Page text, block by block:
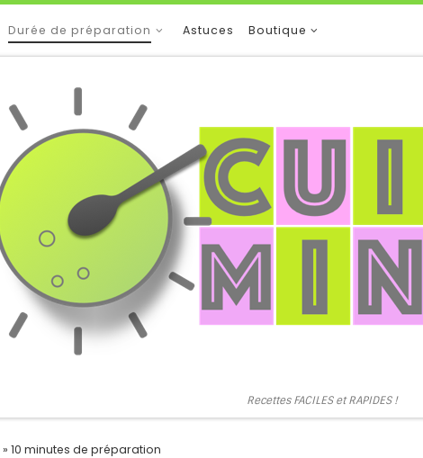
Durée de préparation Astuces Boutique
Recettes FACILES et RAPIDES !
» 10 minutes de préparation